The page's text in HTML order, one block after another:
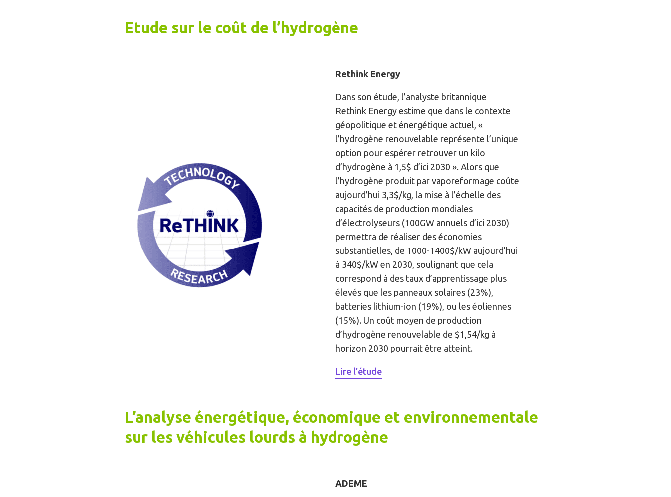
Etude sur le coût de l’hydrogène
Rethink Energy
Dans son étude, l’analyste britannique
Rethink Energy estime que dans le contexte
géopolitique et énergétique actuel, «
l’hydrogène renouvelable représente l’unique
option pour espérer retrouver un kilo
d’hydrogène à 1,5$ d’ici 2030 ». Alors que
l’hydrogène produit par vaporeformage coûte
aujourd’hui 3,3$/kg, la mise à l’échelle des
capacités de production mondiales
d’électrolyseurs (100GW annuels d’ici 2030)
permettra de réaliser des économies
substantielles, de 1000-1400$/kW aujourd’hui
à 340$/kW en 2030, soulignant que cela
correspond à des taux d’apprentissage plus
élevés que les panneaux solaires (23%),
batteries lithium-ion (19%), ou les éoliennes
(15%). Un coût moyen de production
d’hydrogène renouvelable de $1,54/kg à
horizon 2030 pourrait être atteint.
Lire l’étude
L’analyse énergétique, économique et environnementale
sur les véhicules lourds à hydrogène
ADEME